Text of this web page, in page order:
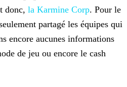
donc, la Karmine Corp. Pour le
partagé les équipes qui
encore aucunes informations
de jeu ou encore le cash